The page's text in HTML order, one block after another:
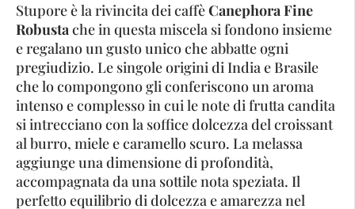
Stupore è la rivincita dei caffèCanephora Fine
Robustache in questa miscela si fondono insieme
e regalano un gusto unico che abbatte ogni
pregiudizio. Le singole origini di India e Brasile
che lo compongono gli conferiscono un aroma
intenso e complesso in cui le note di frutta candita
si intrecciano con la soffice dolcezza del croissant
al burro, miele e caramello scuro. La melassa
aggiunge una dimensione di profondità,
accompagnata da una sottile nota speziata. Il
perfetto equilibrio di dolcezza e amarezza nel